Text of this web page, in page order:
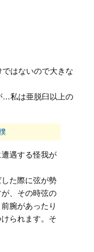
はないので大きな
…私は亜脱臼以上の
遇する怪我が
した際に弦が勢
、その時弦の
腕があったり
られます。そ